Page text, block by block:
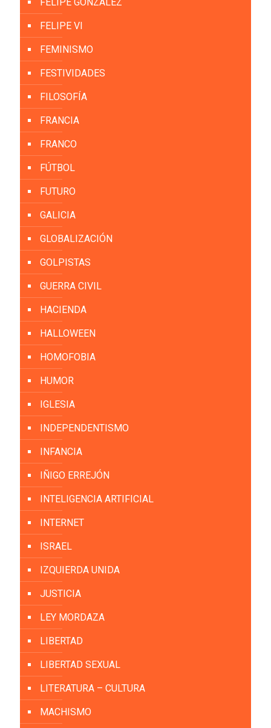
FELIPE VI
FEMINISMO
FESTIVIDADES
FILOSOFÍA
FRANCIA
FRANCO
FÚTBOL
FUTURO
GALICIA
GLOBALIZACIÓN
GOLPISTAS
GUERRA CIVIL
HACIENDA
HALLOWEEN
HOMOFOBIA
HUMOR
IGLESIA
INDEPENDENTISMO
INFANCIA
IÑIGO ERREJÓN
INTELIGENCIA ARTIFICIAL
INTERNET
ISRAEL
IZQUIERDA UNIDA
JUSTICIA
LEY MORDAZA
LIBERTAD
LIBERTAD SEXUAL
LITERATURA – CULTURA
MACHISMO